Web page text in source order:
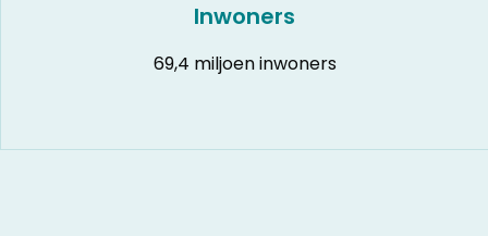
Inwoners
69,4 miljoen inwoners